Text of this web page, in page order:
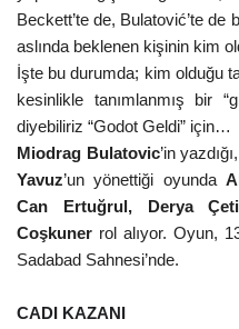
Beckett’te de, Bulatović’te de
aslında beklenen kişinin kim
İşte bu durumda; kim olduğu
kesinlikle tanımlanmış bir
diyebiliriz “Godot Geldi” için…
Miodrag Bulatovic’in
Yavuz’un yönettiği oyunda
Can Ertuğrul, Derya
Coşkuner rol alıyor. Oyun,
Sadabad Sahnesi’nde.
CADI KAZANI